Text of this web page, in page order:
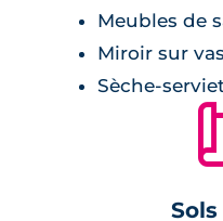
placards avec
salle de bains
meuble vasque
bandeaux
double vitrage
Meubles de
Miroir sur
Sèche-